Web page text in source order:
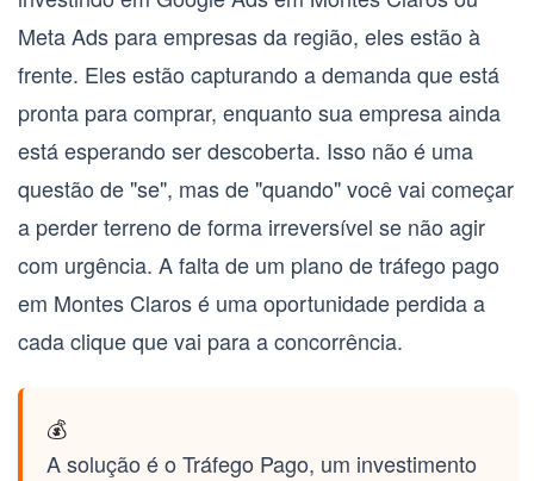
Meta Ads para empresasda região, eles estão à
frente. Eles estão capturando a demanda que está
pronta para comprar, enquanto sua empresa ainda
está esperando ser descoberta. Isso não é uma
questão de "se", mas de "quando" você vai começar
a perder terreno de forma irreversível se não agir
com urgência. A falta de um plano detráfego pago
em Montes Clarosé uma oportunidade perdida a
cada clique que vai para a concorrência.
💰
A solução é o Tráfego Pago, um investimento